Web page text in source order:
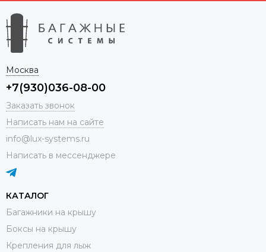
Москва
+7(930)036-08-00
Заказать звонок
Написать нам на сайте
info@lux-systems.ru
Написать в мессенджере
КАТАЛОГ
Багажники на крышу
Боксы на крышу
Крепления для лыж